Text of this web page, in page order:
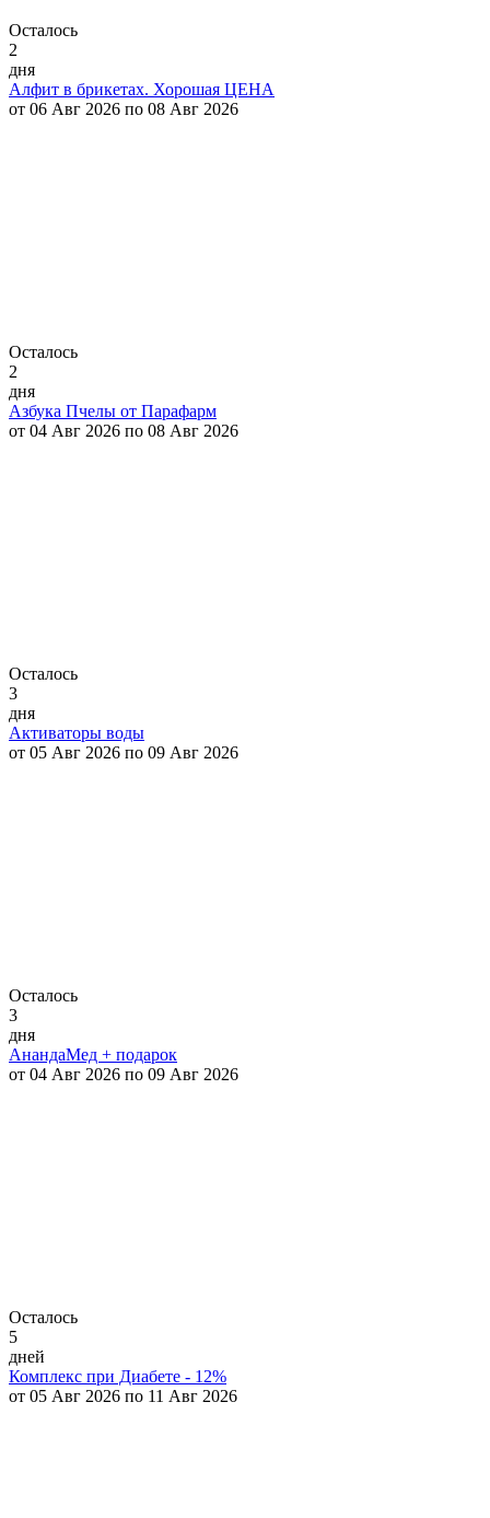
Осталось
2
дня
Алфит в брикетах. Хорошая ЦЕНА
от 06 Авг 2026 по 08 Авг 2026
Осталось
2
дня
Азбука Пчелы от Парафарм
от 04 Авг 2026 по 08 Авг 2026
Осталось
3
дня
Активаторы воды
от 05 Авг 2026 по 09 Авг 2026
Осталось
3
дня
АнандаМед + подарок
от 04 Авг 2026 по 09 Авг 2026
Осталось
5
дней
Комплекс при Диабете - 12%
от 05 Авг 2026 по 11 Авг 2026